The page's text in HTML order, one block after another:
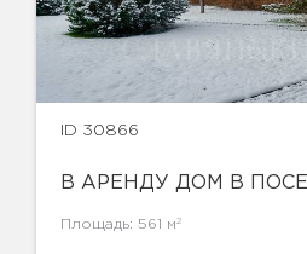
ID 30866
В АРЕНДУ ДОМ В
Площадь: 561 м 2